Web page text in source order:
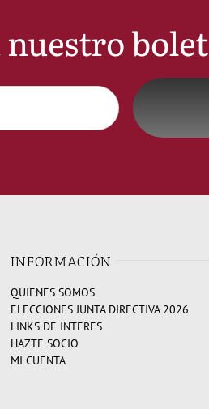
nuestro
INFORMACIÓN
QUIENES SOMOS
ELECCIONES JUNTA DIRECTIVA 2026
LINKS DE INTERES
HAZTE SOCIO
MI CUENTA